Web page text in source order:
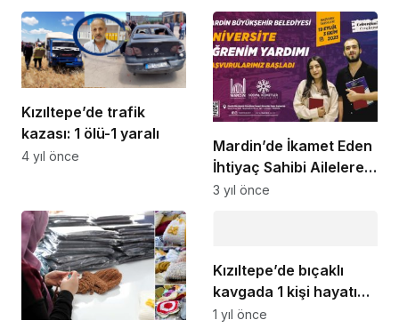
Kızıltepe’de trafik
kazası: 1 ölü-1 yaralı
4 yıl önce
Mardin’de İkamet Eden
İhtiyaç Sahibi Ailelere
Eğitim Desteği
3 yıl önce
Kızıltepe’de bıçaklı
kavgada 1 kişi hayatını
kaybetti
1 yıl önce